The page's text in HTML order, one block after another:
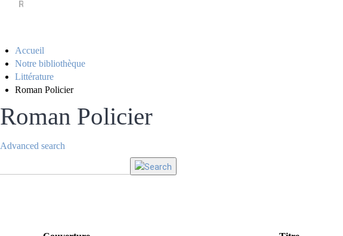
Accueil
Notre bibliothèque
Littérature
Roman Policier
Roman Policier
Advanced search